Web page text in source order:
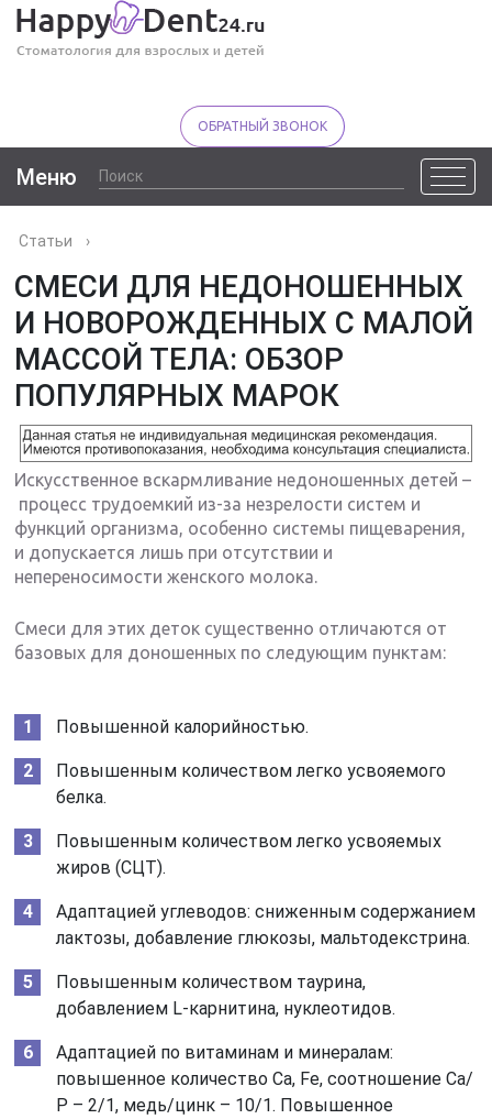
ОБРАТНЫЙ ЗВОНОК
Меню
Статьи ›
СМЕСИ ДЛЯ НЕДОНОШЕННЫХ
И НОВОРОЖДЕННЫХ С МАЛОЙ
МАССОЙ ТЕЛА: ОБЗОР
ПОПУЛЯРНЫХ МАРОК
Искусственное вскармливание недоношенных детей –
процесс трудоемкий из-за незрелости систем и
функций организма, особенно системы пищеварения,
и допускается лишь при отсутствии и
непереносимости женского молока.
Смеси для этих деток существенно отличаются от
базовых для доношенных по следующим пунктам:
Повышенной калорийностью.
Повышенным количеством легко усвояемого
белка.
Повышенным количеством легко усвояемых
жиров (СЦТ).
Адаптацией углеводов: сниженным содержанием
лактозы, добавление глюкозы, мальтодекстрина.
Повышенным количеством таурина,
добавлением L-карнитина, нуклеотидов.
Адаптацией по витаминам и минералам:
повышенное количество Са, Fe, cоотношение Са/
Р – 2/1, медь/цинк – 10/1. Повышенное